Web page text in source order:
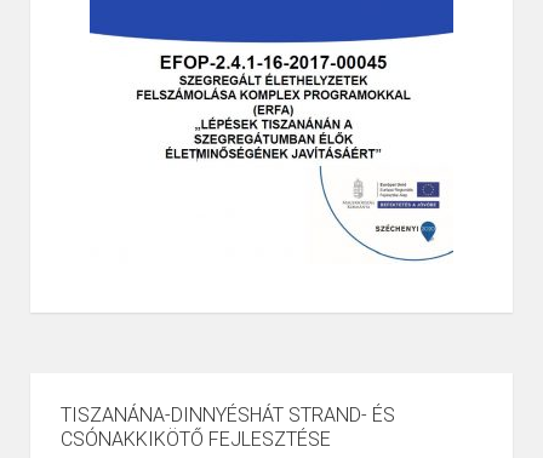
TISZANÁNA-DINNYÉSHÁT STRAND- ÉS
CSÓNAKKIKÖTŐ FEJLESZTÉSE